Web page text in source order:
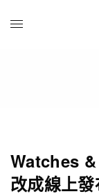
Watches
改成線上